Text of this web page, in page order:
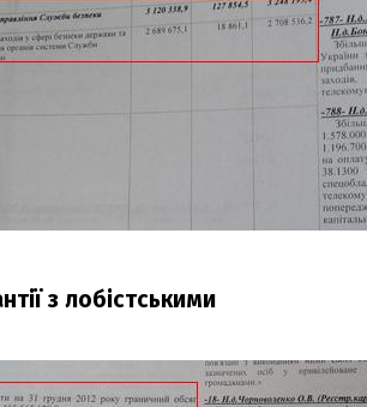
з лобістськими